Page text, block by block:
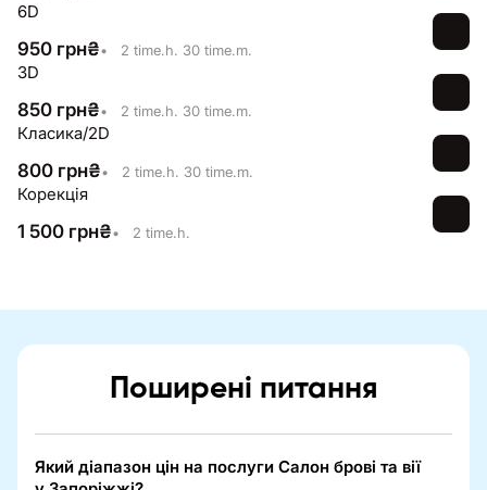
6D
950 грн₴• 2 time.h. 30 time.m.
3D
850 грн₴• 2 time.h. 30 time.m.
Класика/2D
800 грн₴• 2 time.h. 30 time.m.
Корекція
1 500 грн₴• 2 time.h.
Поширені питання
Який діапазон цін на послуги Салон брові та вії